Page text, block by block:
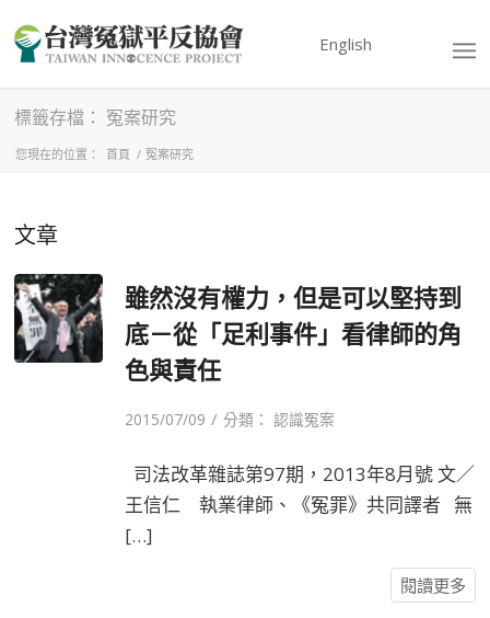
English
標籤存檔： 冤案研究
您現在的位置： 首頁 / 冤案研究
文章
雖然沒有權力，但是可以堅持到
底－從「足利事件」看律師的角
色與責任
2015/07/09 / 分類：認識冤案
司法改革雜誌第97期，2013年8月號 文／
王信仁 執業律師、《冤罪》共同譯者 無
[…]
閱讀更多